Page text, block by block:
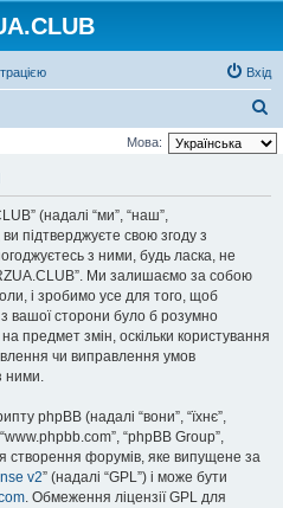
Вхід
о
Мова:
(надалі “ми”, “наш”,
підтверджуєте свою згоду з
з ними, будь ласка, не
Ми залишаємо за собою
і зробимо усе для того, щоб
вашої сторони було б розумно
предмет змін, оскільки користування
чи виправлення умов
ними.
phpBB (надалі “вони”, “їхнє”,
“phpBB Group”,
створення форумів, яке випущене за
v2” (надалі “GPL”) і може бути
. Обмеження ліцензії GPL для